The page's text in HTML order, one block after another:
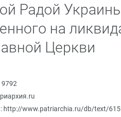
Радой
на
Церкви
9792
http://www.patriarchia.ru/db/text/